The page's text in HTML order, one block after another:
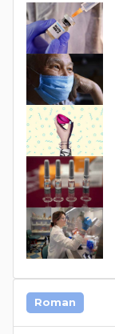
Roman